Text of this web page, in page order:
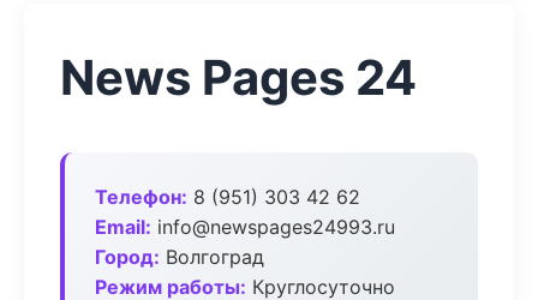
News Pages 24
Телефон: 8 (951) 303 42 62
Email: info@newspages24993.ru
Город: Волгоград
Режим работы: Круглосуточно